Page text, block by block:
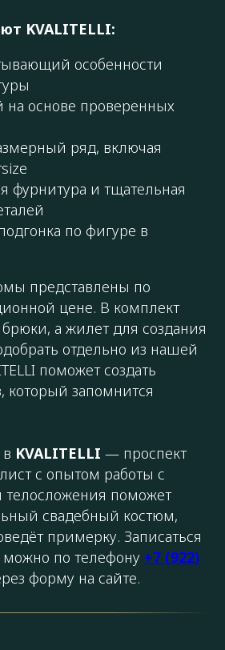
KVALITELLI:
особенности
на основе проверенных
ряд, включая
фурнитура и тщательная
по фигуре в
представлены по
цене. В комплект
а жилет для создания
отдельно из нашей
поможет создать
который запомнится
KVALITELLI — проспект
с опытом работы с
поможет
свадебный костюм,
примерку. Записаться
можно по телефону +7 (922)
форму на сайте.